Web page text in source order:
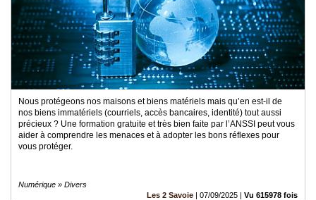
Nous protégeons nos maisons et biens matériels mais qu’en est-il de
nos biens immatériels (courriels, accès bancaires, identité) tout aussi
précieux ? Une formation gratuite et très bien faite par l’ANSSI peut vous
aider à comprendre les menaces et à adopter les bons réflexes pour
vous protéger.
Numérique » Divers
Les 2 Savoie | 07/09/2025 | Vu 615978 fois